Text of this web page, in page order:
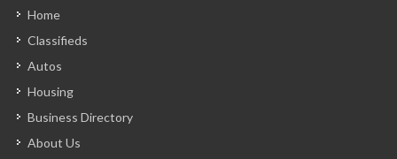
Home
Classifieds
Autos
Housing
Business Directory
About Us